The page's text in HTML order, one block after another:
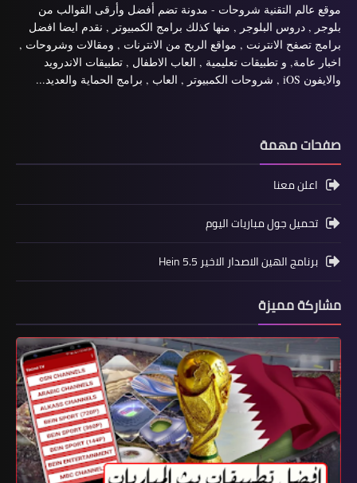
موقع عالم التقنية شروحات - مدونة تضم أفضل وأرقى القوالب من
بلوجر , دروس البلوجر , منها كذلك برامج الكمبيوتر , نقدم ايضا افضل
برامج تصفح الانترنت , مواقع الربح من الانترنات , ومقالات وشروحات ,
اخبار عامة, و تطبيقات تعليمية , العاب الاطفال , تطبيقات الاندرويد
والايفون iOS , شروحات الكمبيوتر , العاب , برامج الحماية والعديد...
صفحات مهمة
اعلن معنا
تحميل جول مباريات اليوم
برنامج الهين الاصدار الاخير Hein 5.5
مشاركة مميزة